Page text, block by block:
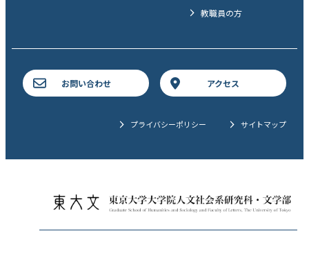
教職員の方
お問い合わせ アクセス
プライバシーポリシー サイトマップ